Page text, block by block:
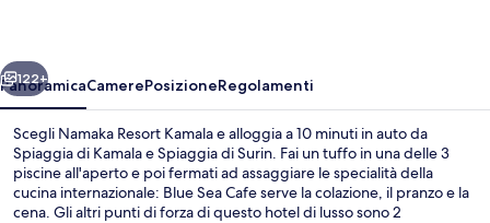
Avanti
122+
PanoramicaCamerePosizioneRegolamenti
Scegli Namaka Resort Kamala e alloggia a 10 minuti in auto da
Spiaggia di Kamala e Spiaggia di Surin. Fai un tuffo in una delle 3
piscine all'aperto e poi fermati ad assaggiare le specialità della
cucina internazionale: Blue Sea Cafe serve la colazione, il pranzo e la
cena. Gli altri punti di forza di questo hotel di lusso sono 2